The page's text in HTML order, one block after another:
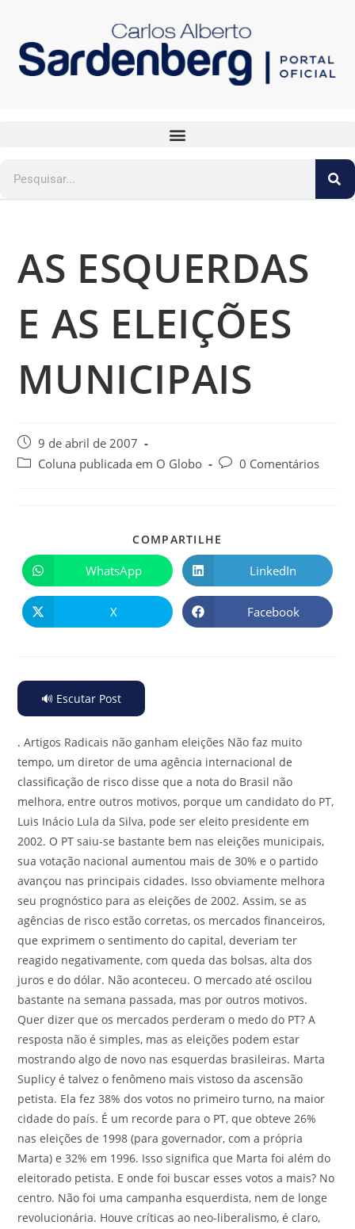
AS ESQUERDAS
E AS ELEIÇÕES
MUNICIPAIS
9 de abril de 2007
Coluna publicada em O Globo
0 Comentários
COMPARTILHE
WhatsApp LinkedIn
X Facebook
🔊 Escutar Post
. Artigos Radicais não ganham eleições Não faz muito
tempo, um diretor de uma agência internacional de
classificação de risco disse que a nota do Brasil não
melhora, entre outros motivos, porque um candidato do PT,
Luis Inácio Lula da Silva, pode ser eleito presidente em
2002. O PT saiu-se bastante bem nas eleições municipais,
sua votação nacional aumentou mais de 30% e o partido
avançou nas principais cidades. Isso obviamente melhora
seu prognóstico para as eleições de 2002. Assim, se as
agências de risco estão corretas, os mercados financeiros,
que exprimem o sentimento do capital, deveriam ter
reagido negativamente, com queda das bolsas, alta dos
juros e do dólar. Não aconteceu. O mercado até oscilou
bastante na semana passada, mas por outros motivos.
Quer dizer que os mercados perderam o medo do PT? A
resposta não é simples, mas as eleições podem estar
mostrando algo de novo nas esquerdas brasileiras. Marta
Suplicy é talvez o fenômeno mais vistoso da ascensão
petista. Ela fez 38% dos votos no primeiro turno, na maior
cidade do país. É um recorde para o PT, que obteve 26%
nas eleições de 1998 (para governador, com a própria
Marta) e 32% em 1996. Isso significa que Marta foi além do
eleitorado petista. E onde foi buscar esses votos a mais? No
centro. Não foi uma campanha esquerdista, nem de longe
revolucionária. Houve críticas ao neo-liberalismo, é claro,